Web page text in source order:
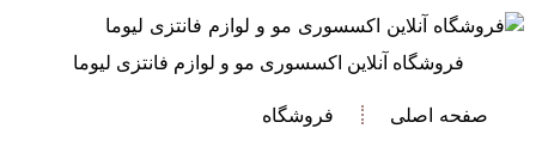
فروشگاه آنلاین اکسسوری مو و لوازم فانتزی لیوما
صفحه اصلی فروشگاه